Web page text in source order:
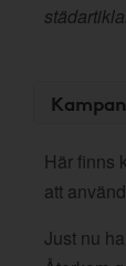
Här finns
att
Just nu